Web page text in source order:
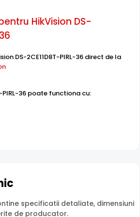
metri
timpul noptii sau in conditii de
la o distanta de pana la 20 metri,
fiind dotata cu un iluminator in
2CE11D8T-PIRL-36
fiind pretabila in
HikVision DS-
DS-2CE11D8T-PIRL-36 direct de la
PIRL-36 poate functiona cu:
specificatii detaliate, dimensiuni
de producator.